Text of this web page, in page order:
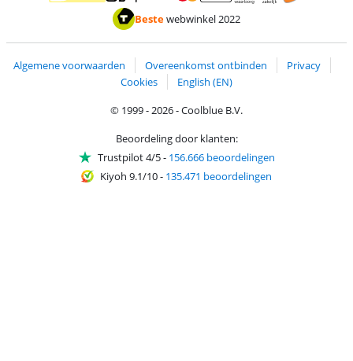
Betalen met iDEAL | WeroBetalen met MasterCard en Visa via ClickToPay
Betalen met ApplePay
Thuiswinkel waarborg
Bestewebwinkel 2022
Algemene voorwaarden Overeenkomst ontbinden
Privacy
Cookies
English (EN)
© 1999 - 2026 - Coolblue B.V.
Beoordeling door klanten:
Trustpilot 4/5- 156.666 beoordelingen
Kiyoh 9.1/10- 135.471 beoordelingen